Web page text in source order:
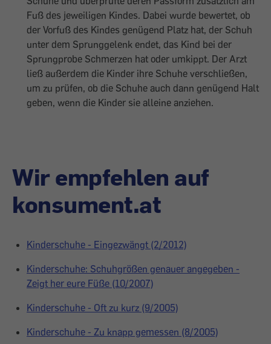
Fuß des jeweiligen Kindes. Dabei wurde bewertet, ob
der Vorfuß des Kindes genügend Platz hat, der Schuh
unter dem Sprunggelenk endet, das Kind bei der
Sprungprobe Schmerzen hat oder umkippt. Der Arzt
ließ außerdem die Kinder ihre Schuhe verschließen,
um zu prüfen, ob die Schuhe auch dann genügend Halt
geben, wenn die Kinder sie alleine anziehen.
Wir empfehlen auf
konsument.at
Kinderschuhe - Eingezwängt (2/2012)
Kinderschuhe: Schuhgrößen genauer angegeben -
Zeigt her eure Füße (10/2007)
Kinderschuhe - Oft zu kurz (9/2005)
Kinderschuhe - Zu knapp gemessen (8/2005)